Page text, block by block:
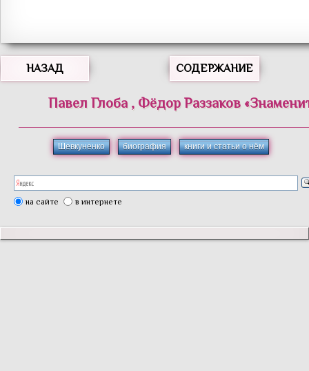
НАЗАД СОДЕРЖАНИЕ
Павел Глоба , Фёдор Раззаков«
Шевкуненко биография книги и статьи о нём
на сайте в интернете